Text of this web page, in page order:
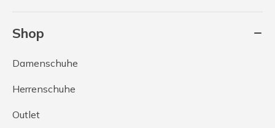
Shop
Damenschuhe
Herrenschuhe
Outlet